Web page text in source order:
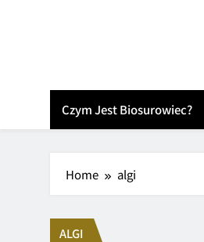
Czym Jest Biosurowiec?
Home algi
ALGI